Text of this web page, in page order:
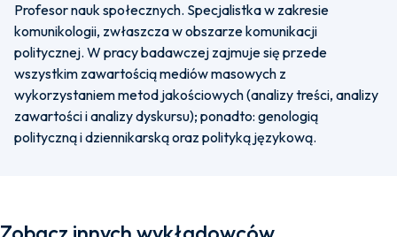
Profesor nauk społecznych. Specjalistka w zakresie
komunikologii, zwłaszcza w obszarze komunikacji
politycznej. W pracy badawczej zajmuje się przede
wszystkim zawartością mediów masowych z
wykorzystaniem metod jakościowych (analizy treści, analizy
zawartości i analizy dyskursu); ponadto: genologią
polityczną i dziennikarską oraz polityką językową.